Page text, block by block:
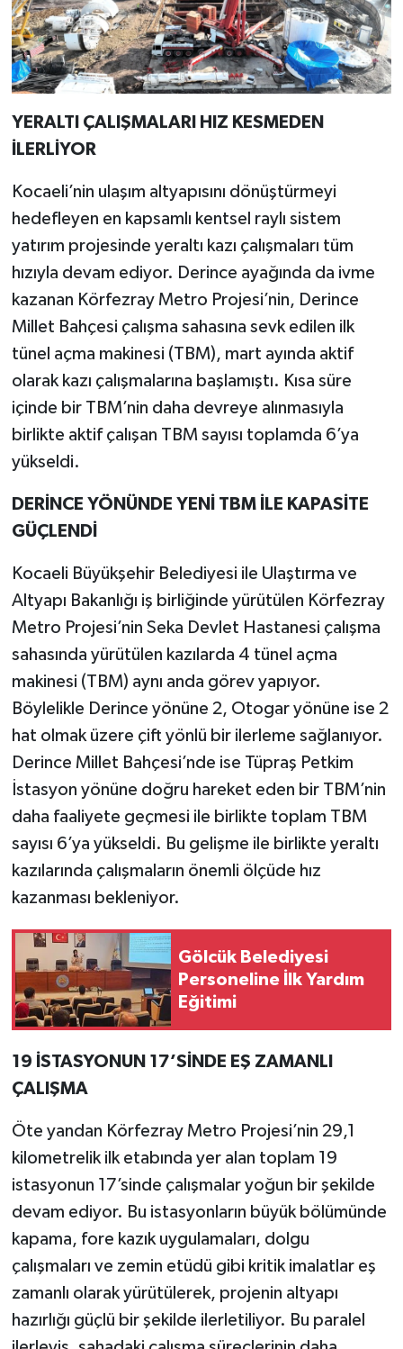
YERALTI ÇALIŞMALARI HIZ KESMEDEN
İLERLİYOR
Kocaeli’nin ulaşım altyapısını dönüştürmeyi
hedefleyen en kapsamlı kentsel raylı sistem
yatırım projesinde yeraltı kazı çalışmaları tüm
hızıyla devam ediyor. Derince ayağında da ivme
kazanan Körfezray Metro Projesi’nin, Derince
Millet Bahçesi çalışma sahasına sevk edilen ilk
tünel açma makinesi (TBM), mart ayında aktif
olarak kazı çalışmalarına başlamıştı. Kısa süre
içinde bir TBM’nin daha devreye alınmasıyla
birlikte aktif çalışan TBM sayısı toplamda 6’ya
yükseldi.
DERİNCE YÖNÜNDE YENİ TBM İLE KAPASİTE
GÜÇLENDİ
Kocaeli Büyükşehir Belediyesi ile Ulaştırma ve
Altyapı Bakanlığı iş birliğinde yürütülen Körfezray
Metro Projesi’nin Seka Devlet Hastanesi çalışma
sahasında yürütülen kazılarda 4 tünel açma
makinesi (TBM) aynı anda görev yapıyor.
Böylelikle Derince yönüne 2, Otogar yönüne ise 2
hat olmak üzere çift yönlü bir ilerleme sağlanıyor.
Derince Millet Bahçesi’nde ise Tüpraş Petkim
İstasyon yönüne doğru hareket eden bir TBM’nin
daha faaliyete geçmesi ile birlikte toplam TBM
sayısı 6’ya yükseldi. Bu gelişme ile birlikte yeraltı
kazılarında çalışmaların önemli ölçüde hız
kazanması bekleniyor.
Gölcük Belediyesi
Personeline İlk Yardım
Eğitimi
19 İSTASYONUN 17’SİNDE EŞ ZAMANLI
ÇALIŞMA
Öte yandan Körfezray Metro Projesi’nin 29,1
kilometrelik ilk etabında yer alan toplam 19
istasyonun 17’sinde çalışmalar yoğun bir şekilde
devam ediyor. Bu istasyonların büyük bölümünde
kapama, fore kazık uygulamaları, dolgu
çalışmaları ve zemin etüdü gibi kritik imalatlar eş
zamanlı olarak yürütülerek, projenin altyapı
hazırlığı güçlü bir şekilde ilerletiliyor. Bu paralel